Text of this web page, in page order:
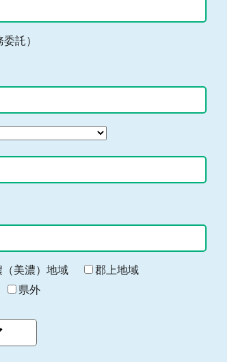
託）
（美濃）地域
郡上地域
県外